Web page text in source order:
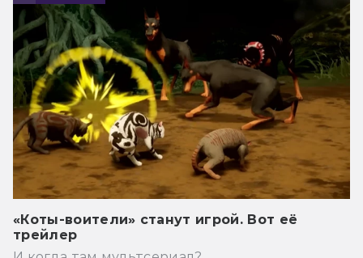
«Коты-воители» станут игрой. Вот её
трейлер